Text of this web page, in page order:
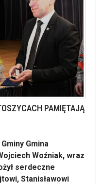
PAMIĘTAJĄ
Gmina
Woźniak, wraz
serdeczne
Stanisławowi